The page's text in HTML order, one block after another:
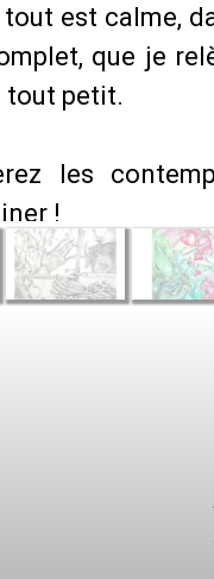
est calme,
que je
tout petit.
les
!